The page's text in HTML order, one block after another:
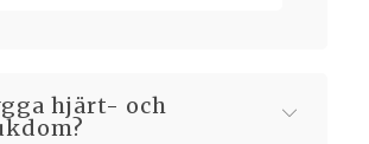
hjärt- och